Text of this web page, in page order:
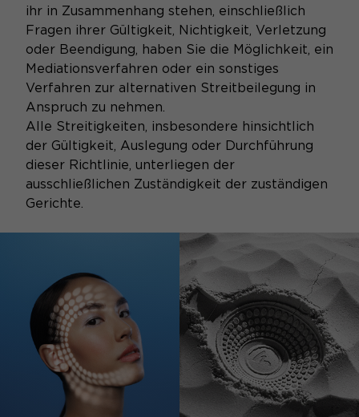
ihr in Zusammenhang stehen, einschließlich
Fragen ihrer Gültigkeit, Nichtigkeit, Verletzung
oder Beendigung, haben Sie die Möglichkeit, ein
Mediationsverfahren oder ein sonstiges
Verfahren zur alternativen Streitbeilegung in
Anspruch zu nehmen.
Alle Streitigkeiten, insbesondere hinsichtlich
der Gültigkeit, Auslegung oder Durchführung
dieser Richtlinie, unterliegen der
ausschließlichen Zuständigkeit der zuständigen
Gerichte.